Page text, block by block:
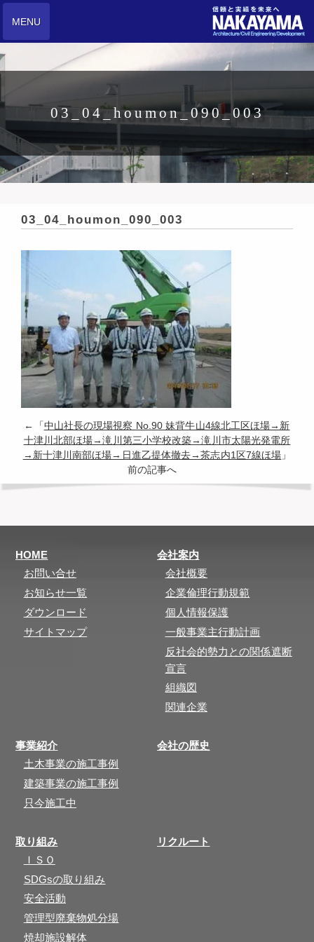
MENU
03_04_houmon_090_003
03_04_houmon_090_003
←「 中山社長の現場視察 No.90 妹背牛山4線北工区ほ場→新
十津川北部ほ場→滝川第三小学校改築→滝川市太陽光発電所
→新十津川南部ほ場→日進乙提体撤去→茶志内1区7線ほ場 」
前の記事へ
HOME
お問い合せ
お知らせ一覧
ダウンロード
サイトマップ
会社案内
会社概要
企業倫理行動規範
個人情報保護
一般事業主行動計画
反社会的勢力との関係遮断
宣言
組織図
関連企業
事業紹介
土木事業の施工事例
建築事業の施工事例
只今施工中
会社の歴史
取り組み
ＩＳＯ
SDGsの取り組み
安全活動
管理型廃棄物処分場
焼却施設解体
リクルート